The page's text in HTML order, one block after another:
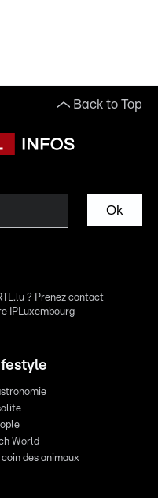
Back to Top
Ok
? Prenez contact
IPLuxembourg
World
coin des animaux